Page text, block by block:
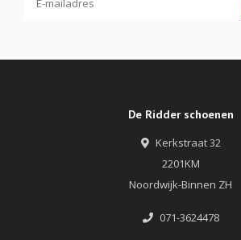
De Ridder schoenen
Kerkstraat 32
2201KM
Noordwijk-Binnen ZH
071-3624478